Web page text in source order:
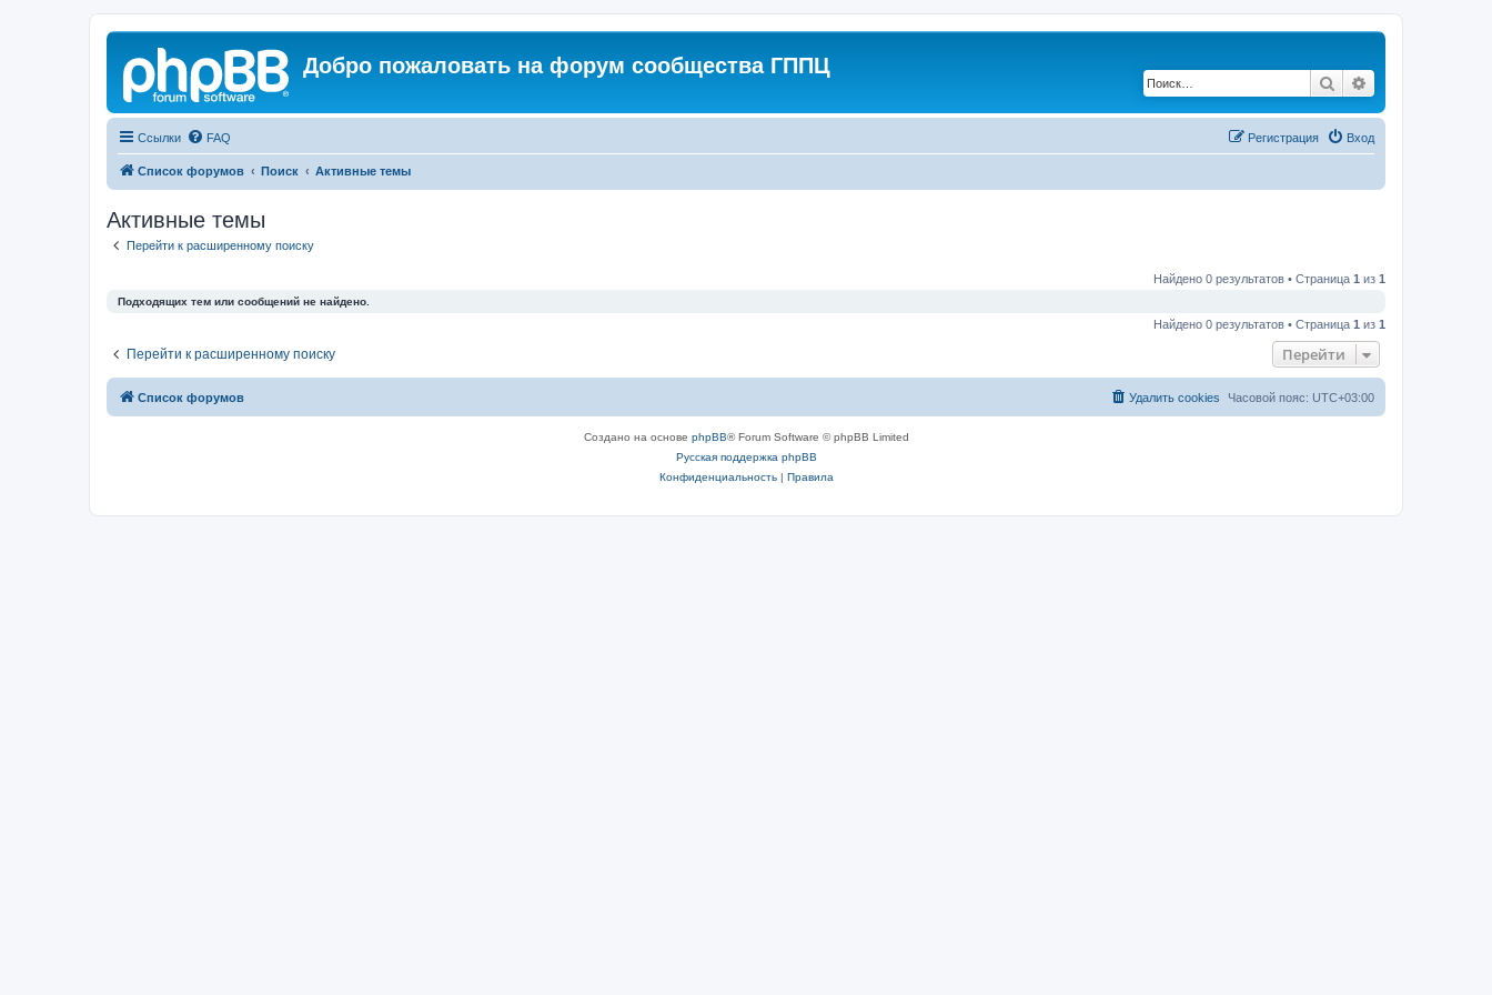
Добро пожаловать на форум сообщества ГППЦ
Поиск
Ссылки FAQ Вход
Регистрация
Список форумов Поиск Активные темы
Активные темы
Перейти к расширенному поиску
Найдено 0 результатов • Страница 1 из 1
Подходящих тем или сообщений не найдено.
Найдено 0 результатов • Страница 1 из 1
Перейти к расширенному поиску Перейти
Список форумов Часовой пояс: UTC+03:00
Удалить cookies
Создано на основе phpBB® Forum Software © phpBB Limited
Русская поддержка phpBB
Конфиденциальность| Правила